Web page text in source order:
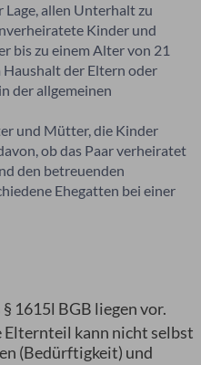
allen Unterhalt zu
Kinder und
bis zu einem Alter von 21
Haushalt der Eltern oder
der allgemeinen
und Mütter, die Kinder
ob das Paar verheiratet
den betreuenden
Ehegatten bei einer
1615l BGB liegen vor.
kann nicht selbst
(Bedürftigkeit) und